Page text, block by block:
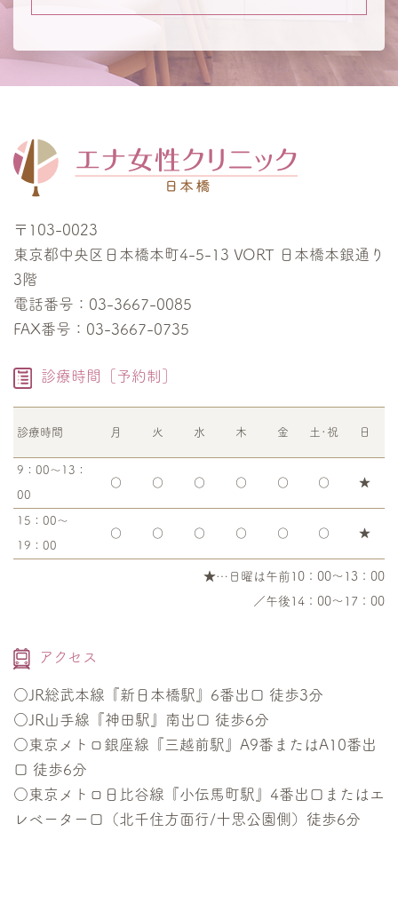
〒103-0023
東京都中央区日本橋本町4-5-13 VORT 日本橋本銀通り
3階
電話番号：03-3667-0085
FAX番号：03-3667-0735
診療時間［予約制］
診療時間 月 火 水 木 金 土･祝 日
9：00～13：
00
○ ○ ○ ○ ○ ○ ★
15：00～
19：00
○ ○ ○ ○ ○ ○ ★
★…日曜は午前10：00～13：00
／午後14：00～17：00
アクセス
○JR総武本線『新日本橋駅』6番出口 徒歩3分
○JR山手線『神田駅』南出口 徒歩6分
○東京メトロ銀座線『三越前駅』A9番またはA10番出
口 徒歩6分
○東京メトロ日比谷線『小伝馬町駅』4番出口またはエ
レベーター口（北千住方面行/十思公園側）徒歩6分